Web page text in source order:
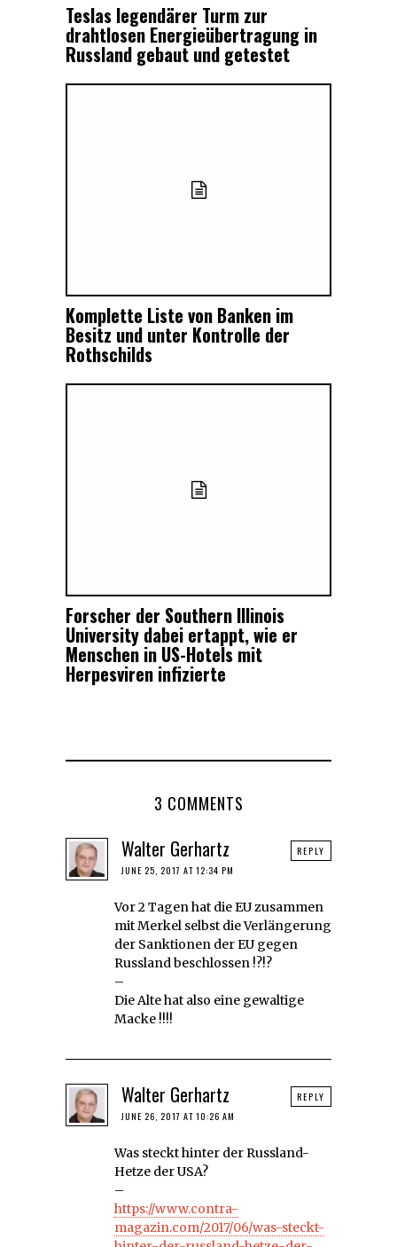
Teslas legendärer Turm zur
drahtlosen Energieübertragung in
Russland gebaut und getestet
Komplette Liste von Banken im
Besitz und unter Kontrolle der
Rothschilds
Forscher der Southern Illinois
University dabei ertappt, wie er
Menschen in US-Hotels mit
Herpesviren infizierte
3 COMMENTS
Walter Gerhartz
JUNE 25, 2017 AT 12:34 PM
Vor 2 Tagen hat die EU zusammen
mit Merkel selbst die Verlängerung
der Sanktionen der EU gegen
Russland beschlossen !?!?
–
Die Alte hat also eine gewaltige
Macke !!!!
REPLY
Walter Gerhartz
JUNE 26, 2017 AT 10:26 AM
Was steckt hinter der Russland-
Hetze der USA?
–
https://www.contra-
magazin.com/2017/06/was-steckt-
REPLY